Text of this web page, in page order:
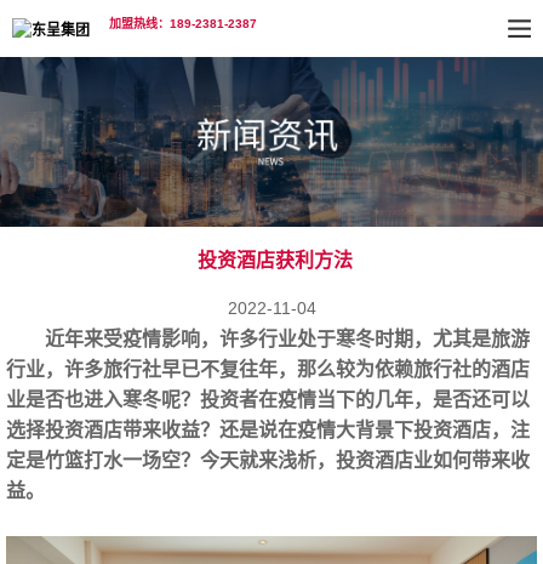
加盟热线：189-2381-2387
投资酒店获利方法
2022-11-04
近年来受疫情影响，许多行业处于寒冬时期，尤其是旅游
行业，许多旅行社早已不复往年，那么较为依赖旅行社的酒店
业是否也进入寒冬呢？投资者在疫情当下的几年，是否还可以
选择投资酒店带来收益？还是说在疫情大背景下投资酒店，注
定是竹篮打水一场空？今天就来浅析，投资酒店业如何带来收
益。